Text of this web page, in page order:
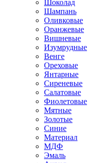
Шоколад
Шампань
Оливковые
Оранжевые
Вишневые
Изумрудные
Венге
Ореховые
Янтарные
Сиреневые
Салатовые
Фиолетовые
Мятные
Золотые
Синие
Материал
МДФ
Эмаль